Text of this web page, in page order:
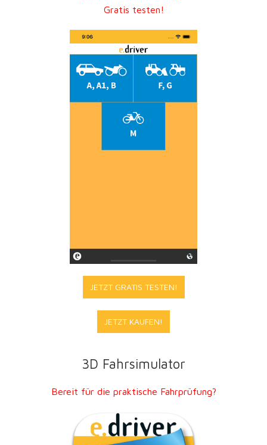
Gratis testen!
JETZT GRATIS TESTEN!
JETZT KAUFEN!
3D Fahrsimulator
Bereit für die praktische Fahrprüfung?